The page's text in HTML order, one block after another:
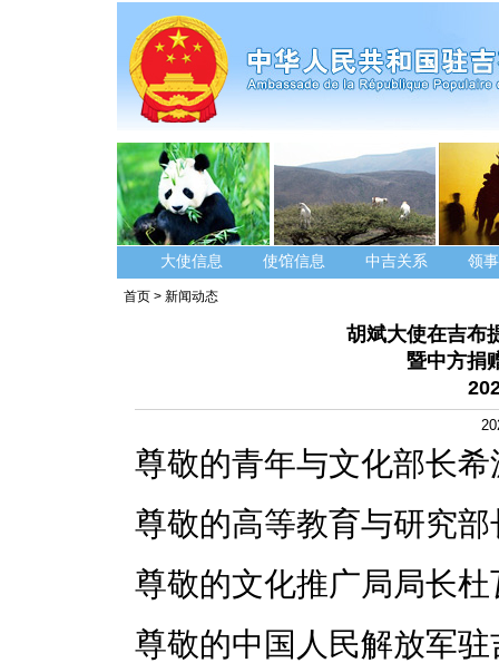
大使信息 使馆信息 中吉关系 领
首页 > 新闻动态
胡斌大使在吉布
暨中方捐
尊敬的青年与文化部长希
尊敬的高等教育与研究
尊敬的文化推广局局长
尊敬的中国人民解放军